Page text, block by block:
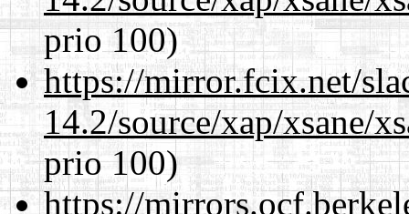
prio 100)
https://mirror.fcix.net/
14.2/source/xap/xsane/
prio 100)
https://